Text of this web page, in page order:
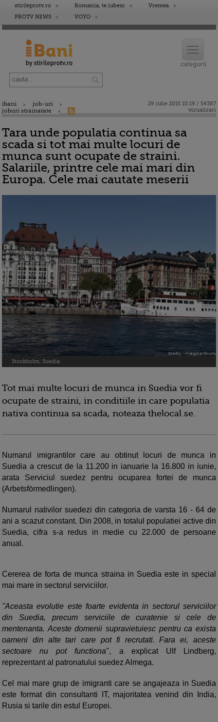
stirileprotv.ro Romania, te iubesc
Vremea
PROTV NEWS
VOYO
ibani
job-uri
joburi strainatate
29 iulie 2015 10:19 / 54387
vizualizari
Tara unde populatia continua sa
scada si tot mai multe locuri de
munca sunt ocupate de straini.
Salariile, printre cele mai mari din
Europa. Cele mai cautate meserii
Stockholm, Suedia
Tot mai multe locuri de munca in Suedia vor fi
ocupate de straini, in conditiile in care populatia
nativa continua sa scada, noteaza thelocal.se.
Numarul imigrantilor care au obtinut locuri de munca in
Suedia a crescut de la 11.200 in ianuarie la 16.800 in iunie,
arata Serviciul suedez pentru ocuparea fortei de munca
(Arbetsförmedlingen).
Numarul nativilor suedezi din categoria de varsta 16 - 64 de
ani a scazut constant. Din 2008, in totalul populatiei active din
Suedia, cifra s-a redus in medie cu 22.000 de persoane
anual.
Cererea de forta de munca straina in Suedia este in special
mai mare in sectorul serviciilor.
''Aceasta evolutie este foarte evidenta in sectorul serviciilor
din Suedia, precum serviciile de curatenie si cele de
mentenanta. Aceste domenii supravietuiesc pentru ca exista
oameni din alte tari care pot fi recrutati. Fara ei, aceste
sectoare nu pot functiona'', a explicat Ulf Lindberg,
reprezentant al patronatului suedez Almega.
Cel mai mare grup de imigranti care se angajeaza in Suedia
este format din consultanti IT, majoritatea venind din India,
Rusia si tarile din estul Europei.